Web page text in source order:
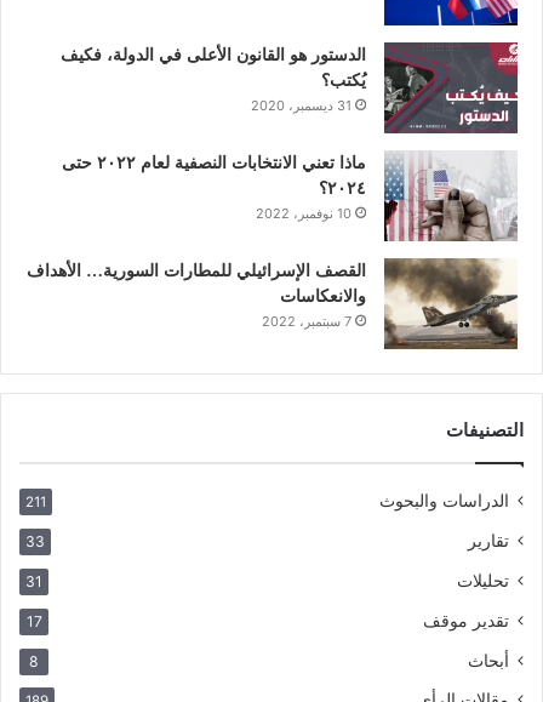
الدستور هو القانون الأعلى في الدولة، فكيف
يُكتب؟
31 ديسمبر، 2020
ماذا تعني الانتخابات النصفية لعام ٢٠٢٢ حتى
٢٠٢٤؟
10 نوفمبر، 2022
القصف الإسرائيلي للمطارات السورية… الأهداف
والانعكاسات
7 سبتمبر، 2022
التصنيفات
الدراسات والبحوث 211
تقارير 33
تحليلات 31
تقدير موقف 17
أبحاث 8